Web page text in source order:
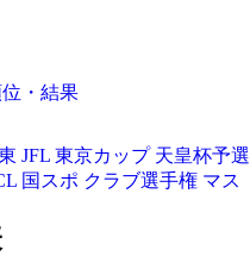
位・結果
JFL 東京カップ 天皇杯予選
国スポ クラブ選手権 マス